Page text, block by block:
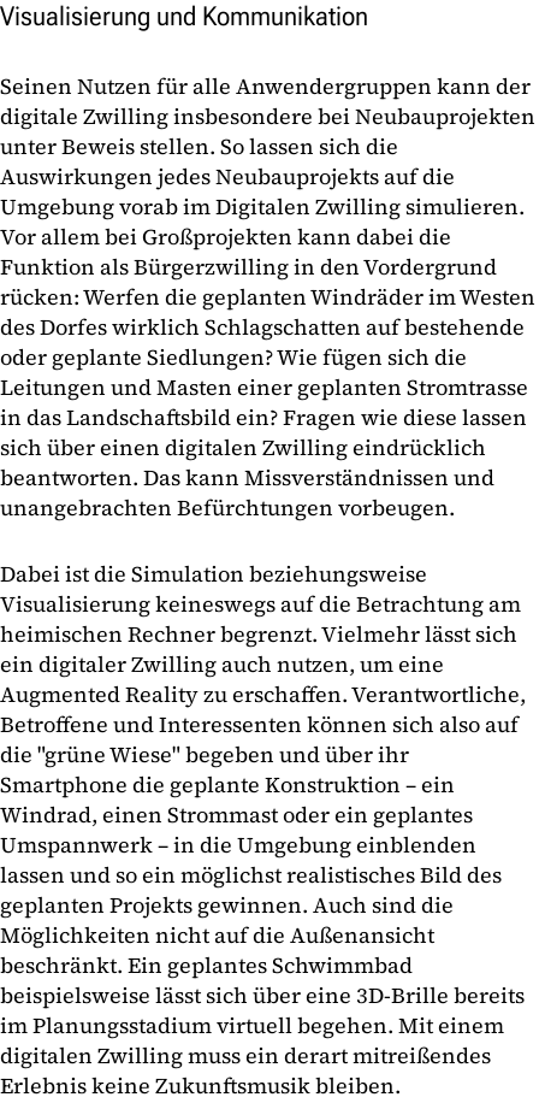
Visualisierung und Kommunikation
Seinen Nutzen für alle Anwendergruppen kann der
digitale Zwilling insbesondere bei Neubauprojekten
unter Beweis stellen. So lassen sich die
Auswirkungen jedes Neubauprojekts auf die
Umgebung vorab im Digitalen Zwilling simulieren.
Vor allem bei Großprojekten kann dabei die
Funktion als Bürgerzwilling in den Vordergrund
rücken: Werfen die geplanten Windräder im Westen
des Dorfes wirklich Schlagschatten auf bestehende
oder geplante Siedlungen? Wie fügen sich die
Leitungen und Masten einer geplanten Stromtrasse
in das Landschaftsbild ein? Fragen wie diese lassen
sich über einen digitalen Zwilling eindrücklich
beantworten. Das kann Missverständnissen und
unangebrachten Befürchtungen vorbeugen.
Dabei ist die Simulation beziehungsweise
Visualisierung keineswegs auf die Betrachtung am
heimischen Rechner begrenzt. Vielmehr lässt sich
ein digitaler Zwilling auch nutzen, um eine
Augmented Reality zu erschaffen. Verantwortliche,
Betroffene und Interessenten können sich also auf
die "grüne Wiese" begeben und über ihr
Smartphone die geplante Konstruktion – ein
Windrad, einen Strommast oder ein geplantes
Umspannwerk – in die Umgebung einblenden
lassen und so ein möglichst realistisches Bild des
geplanten Projekts gewinnen. Auch sind die
Möglichkeiten nicht auf die Außenansicht
beschränkt. Ein geplantes Schwimmbad
beispielsweise lässt sich über eine 3D-Brille bereits
im Planungsstadium virtuell begehen. Mit einem
digitalen Zwilling muss ein derart mitreißendes
Erlebnis keine Zukunftsmusik bleiben.